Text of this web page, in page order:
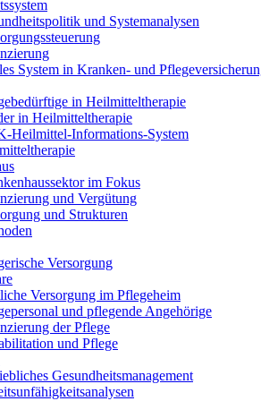
und Systemanalysen
System in Kranken- und
in Heilmitteltherapie
in Heilmitteltherapie
Heilmittel-Informations-System
im Fokus
und Vergütung
und Strukturen
Versorgung
Versorgung im Pflegeheim
und pflegende Angehörige
der Pflege
und Pflege
Gesundheitsmanagement